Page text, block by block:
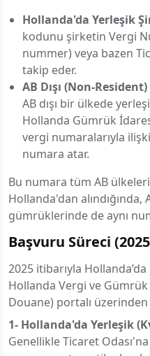
Hollanda'da Yerleşik
kodunu şirketin Vergi
nummer) veya bazen
takip eder.
AB Dışı (Non-
AB dışı bir ülkede
Hollanda Gümrük
vergi numaralarıyla
numara atar.
Bu numara tüm AB
Hollanda'dan alındığında,
gümrüklerinde de aynı
Başvuru Süreci
2025 itibarıyla
Hollanda Vergi ve
Douane) portalı üzerinden
1- Hollanda'da Yerleşik
Genellikle Ticaret